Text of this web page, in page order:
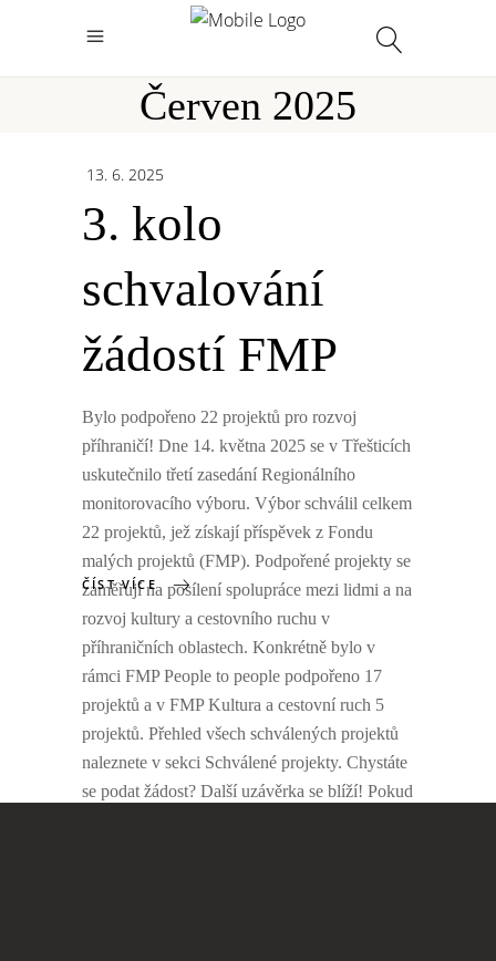
Červen 2025
13. 6. 2025
3. kolo
schvalování
žádostí FMP
Bylo podpořeno 22 projektů pro rozvoj
příhraničí! Dne 14. května 2025 se v Třešticích
uskutečnilo třetí zasedání Regionálního
monitorovacího výboru. Výbor schválil celkem
22 projektů, jež získají příspěvek z Fondu
malých projektů (FMP). Podpořené projekty se
zaměřují na posílení spolupráce mezi lidmi a na
rozvoj kultury a cestovního ruchu v
příhraničních oblastech. Konkrétně bylo v
rámci FMP People to people podpořeno 17
projektů a v FMP Kultura a cestovní ruch 5
projektů. Přehled všech schválených projektů
naleznete v sekci Schválené projekty. Chystáte
se podat žádost? Další uzávěrka se blíží! Pokud
ČÍST VÍCE